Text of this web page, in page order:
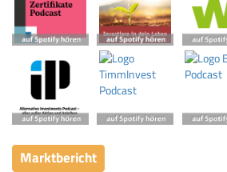
Marktbericht